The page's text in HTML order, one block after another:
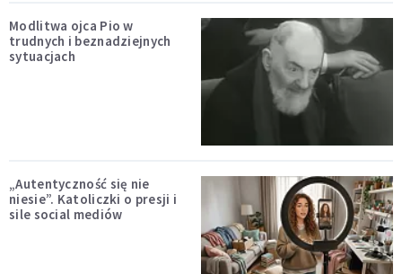
Modlitwa ojca Pio w
trudnych i beznadziejnych
sytuacjach
„Autentyczność się nie
niesie”. Katoliczki o presji i
sile social mediów